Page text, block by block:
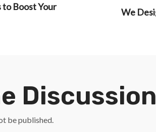
Boost Your
We
Discussion
be published.